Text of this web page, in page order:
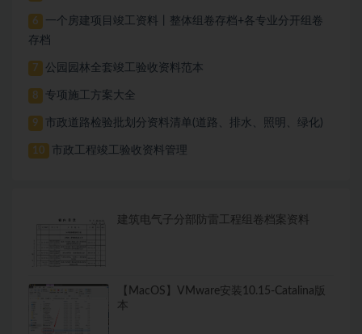
6
一个房建项目竣工资料丨整体组卷存档+各专业分开组卷
存档
7 公园园林全套竣工验收资料范本
8 专项施工方案大全
9 市政道路检验批划分资料清单(道路、排水、照明、绿化)
10 市政工程竣工验收资料管理
建筑电气子分部防雷工程组卷档案资料
【MacOS】VMware安装10.15-Catalina版
本